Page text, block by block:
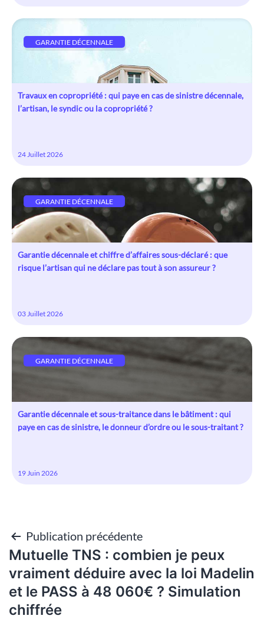
GARANTIE DÉCENNALE
Travaux en copropriété : qui paye en cas de sinistre décennale,
l’artisan, le syndic ou la copropriété ?
24 Juillet 2026
GARANTIE DÉCENNALE
Garantie décennale et chiffre d’affaires sous-déclaré : que
risque l’artisan qui ne déclare pas tout à son assureur ?
03 Juillet 2026
GARANTIE DÉCENNALE
Garantie décennale et sous-traitance dans le bâtiment : qui
paye en cas de sinistre, le donneur d’ordre ou le sous-traitant ?
19 Juin 2026
Navigation
de
l’article
Publication précédente
Mutuelle TNS : combien je peux
vraiment déduire avec la loi Madelin
et le PASS à 48 060€ ? Simulation
chiffrée